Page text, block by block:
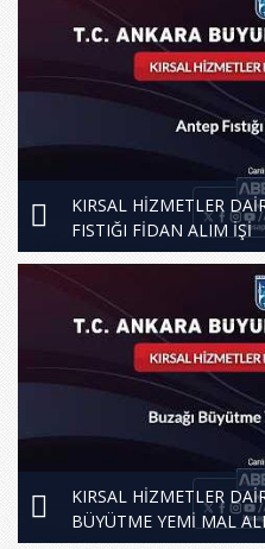
KIRSAL HİZMETLER
FISTIĞI FİDAN ALIM İŞİ
KIRSAL HİZMETLER
BÜYÜTME YEMİ MAL